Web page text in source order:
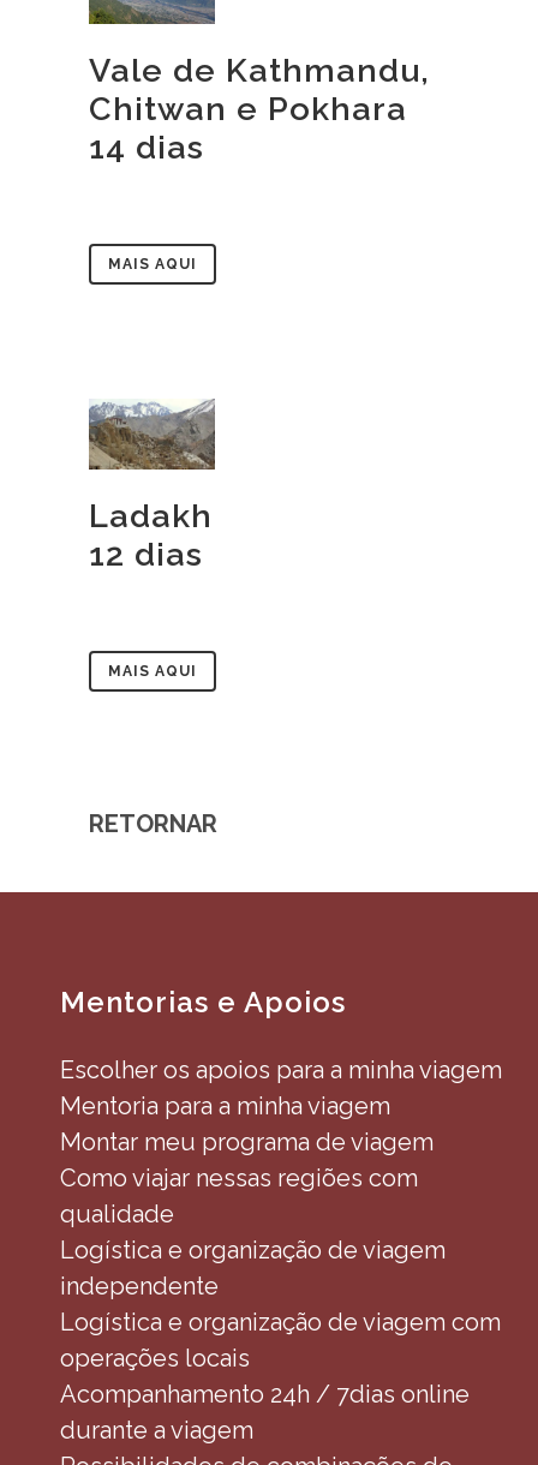
Vale de Kathmandu,
Chitwan e Pokhara
14 dias
MAIS AQUI
Ladakh
12 dias
MAIS AQUI
RETORNAR
Mentorias e Apoios
Escolher os apoios para a minha viagem
Mentoria para a minha viagem
Montar meu programa de viagem
Como viajar nessas regiões com
qualidade
Logística e organização de viagem
independente
Logística e organização de viagem com
operações locais
Acompanhamento 24h / 7dias online
durante a viagem